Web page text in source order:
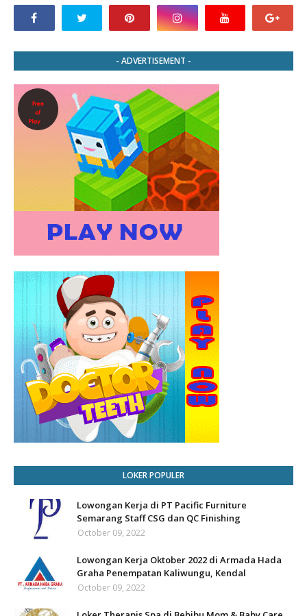
- ADVERTISEMENT -
LOKER POPULER
Lowongan Kerja di PT Pacific Furniture
Semarang Staff CSG dan QC Finishing
October 09, 2022
Lowongan Kerja Oktober 2022 di Armada Hada
Graha Penempatan Kaliwungu, Kendal
October 09, 2022